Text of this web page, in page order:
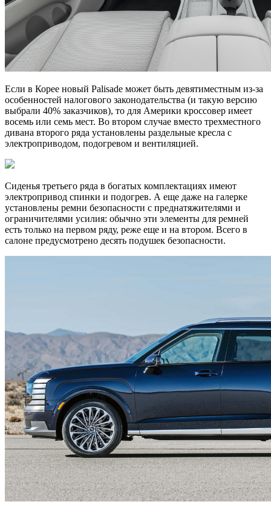
Если в Корее новый Palisade может быть девятиместным из-за
особенностей налогового законодательства (и такую версию
выбрали 40% заказчиков), то для Америки кроссовер имеет
восемь или семь мест. Во втором случае вместо трехместного
дивана второго ряда установлены раздельные кресла с
электроприводом, подогревом и вентиляцией.
Сиденья третьего ряда в богатых комплектациях имеют
электропривод спинки и подогрев. А еще даже на галерке
установлены ремни безопасности с преднатяжителями и
ограничителями усилия: обычно эти элементы для ремней
есть только на первом ряду, реже еще и на втором. Всего в
салоне предусмотрено десять подушек безопасности.